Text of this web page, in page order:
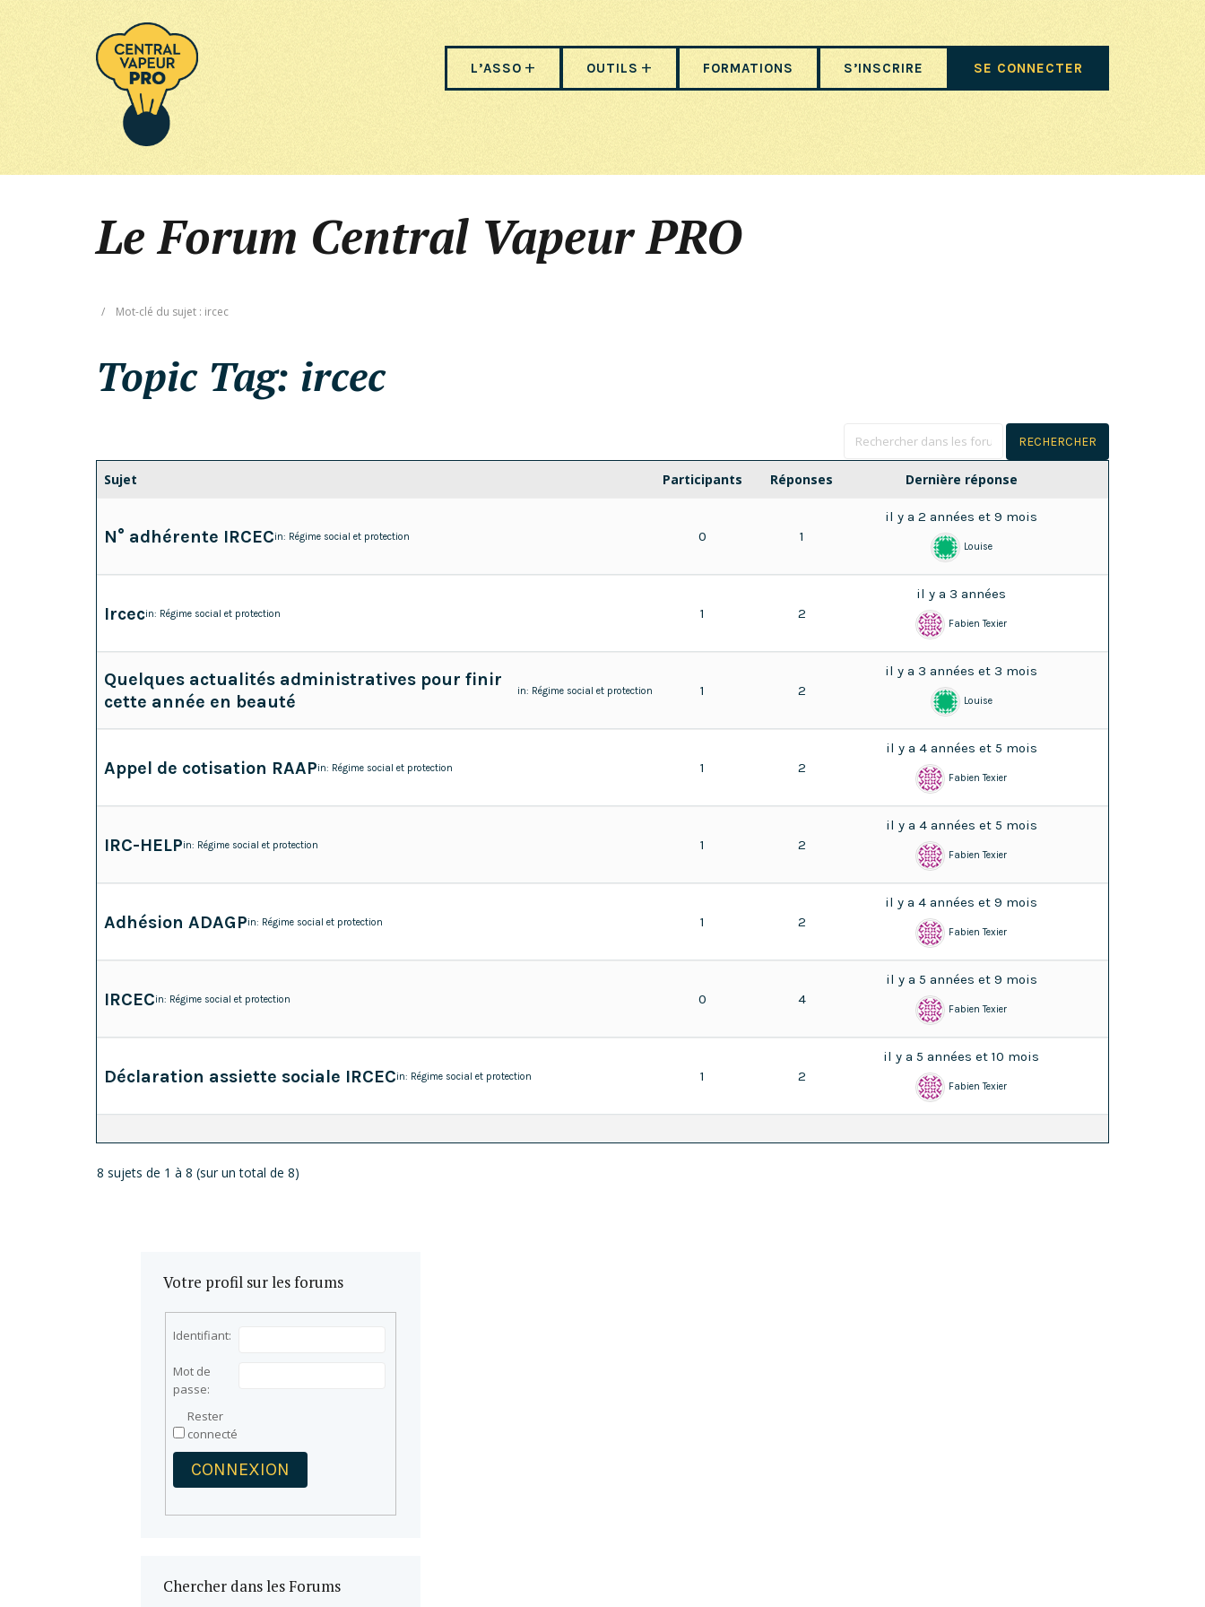
L’ASSO OUTILS FORMATIONS S’INSCRIRE SE CONNECTER
Le Forum Central Vapeur PRO
/ Mot-clé du sujet : ircec
Topic Tag: ircec
Sujet Participants Réponses Dernière réponse
N° adhérente IRCECin: Régime social et protection 0 1
il y a 2 années et 9 mois
Louise
Ircecin: Régime social et protection 1 2
il y a 3 années
Fabien Texier
Quelques actualités administratives pour finir
cette année en beauté
in: Régime social et protection 1 2
il y a 3 années et 3 mois
Louise
Appel de cotisation RAAPin: Régime social et protection 1 2
il y a 4 années et 5 mois
Fabien Texier
IRC-HELPin: Régime social et protection 1 2
il y a 4 années et 5 mois
Fabien Texier
Adhésion ADAGPin: Régime social et protection 1 2
il y a 4 années et 9 mois
Fabien Texier
IRCECin: Régime social et protection 0 4
il y a 5 années et 9 mois
Fabien Texier
Déclaration assiette sociale IRCECin: Régime social et protection 1 2
il y a 5 années et 10 mois
Fabien Texier
8 sujets de 1 à 8 (sur un total de 8)
Votre profil sur les forums
Identifiant:
Mot de
passe:
Rester
connecté
CONNEXION
Chercher dans les Forums